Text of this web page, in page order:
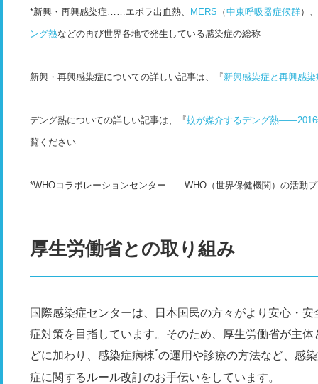
*新興・再興感染症……エボラ出血熱、 MERS （中東呼吸器症候群）
ング熱などの再び世界各地で発生している感染症の総称
新興・再興感染症についての詳しい記事は、『新興感染症と再興感
デング熱についての詳しい記事は、『蚊が媒介するデング熱――​​2016
覧ください
*WHOコラボレーションセンター……WHO（世界保健機関）の活動
厚生労働省との取り組み
国際感染症センターは、日本国民の方々がより安心・
症対策を目指しています。そのため、厚生労働省が主
どに加わり、感染症病棟*の運用や診療の方法など、感
症に関するルール改訂のお手伝いをしています。